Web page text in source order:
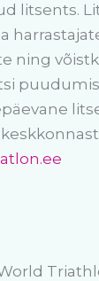
litsents.
ning